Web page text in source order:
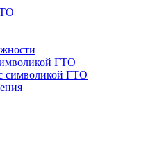
ГТО
символикой ГТО